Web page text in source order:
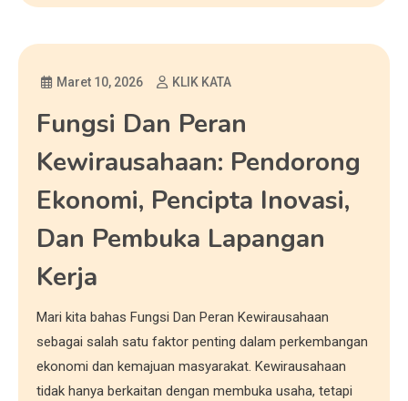
Maret 10, 2026 KLIK KATA
Fungsi Dan Peran
Kewirausahaan: Pendorong
Ekonomi, Pencipta Inovasi,
Dan Pembuka Lapangan
Kerja
Mari kita bahas Fungsi Dan Peran Kewirausahaan
sebagai salah satu faktor penting dalam perkembangan
ekonomi dan kemajuan masyarakat. Kewirausahaan
tidak hanya berkaitan dengan membuka usaha, tetapi